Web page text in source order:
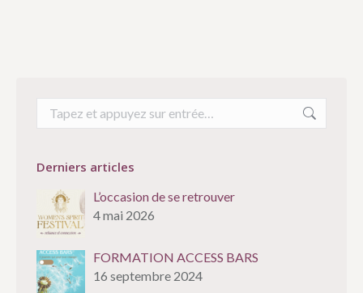
Recherche
Derniers articles
L’occasion de se retrouver
4 mai 2026
FORMATION ACCESS BARS
16 septembre 2024